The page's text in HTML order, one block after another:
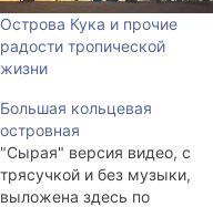
Острова Кука и прочие
радости тропической
жизни
Большая кольцевая
островная
"Сырая" версия видео, с
трясучкой и без музыки,
выложена здесь по